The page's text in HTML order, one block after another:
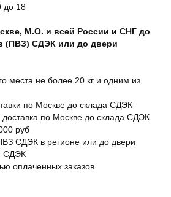
до 18
М.О. и всей России и СНГ до
(ПВЗ) СДЭК или до двери
места не более 20 кг и одним из
по Москве до склада СДЭК
по Москве до склада СДЭК
руб
СДЭК в регионе или до двери
СДЭК
оплаченных заказов